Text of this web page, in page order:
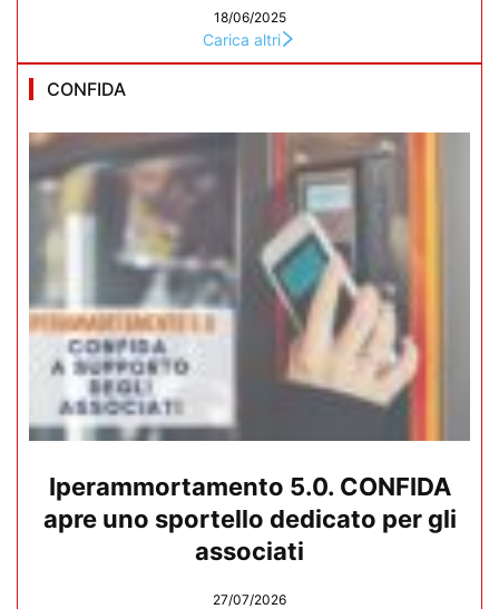
18/06/2025
Carica altri
CONFIDA
Iperammortamento 5.0. CONFIDA
apre uno sportello dedicato per gli
associati
27/07/2026